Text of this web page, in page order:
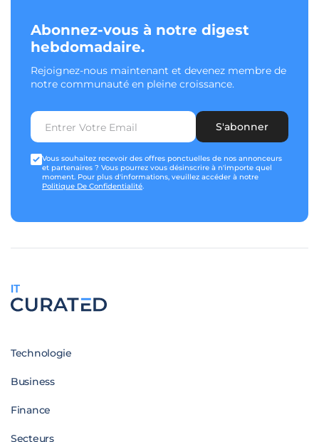
Abonnez-vous à notre digest
hebdomadaire.
Rejoignez-nous maintenant et devenez membre de
notre communauté en pleine croissance.
S'abonner
Vous souhaitez recevoir des offres ponctuelles de nos annonceurs
et partenaires ? Vous pourrez vous désinscrire à n'importe quel
moment. Pour plus d'informations, veuillez accéder à notre
Politique De Confidentialité.
IT
Technologie
Business
Finance
Secteurs